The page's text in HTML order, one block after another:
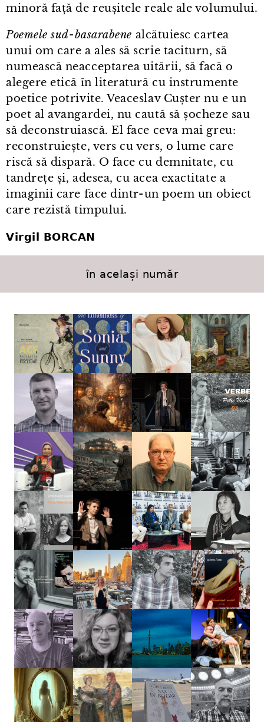
minoră față de reușitele reale ale volumului.
Poemele sud⁠-⁠basarabene alcătuiesc cartea
unui om care a ales să scrie taciturn, să
numească neacceptarea uitării, să facă o
alegere etică în literatură cu instrumente
poetice potrivite. Veaceslav Cușter nu e un
poet al avangardei, nu caută să șocheze sau
să deconstruiască. El face ceva mai greu:
reconstruiește, vers cu vers, o lume care
riscă să dispară. O face cu demnitate, cu
tandrețe și, adesea, cu acea exactitate a
imaginii care face dintr⁠-⁠un poem un obiect
care rezistă timpului.
Virgil BORCAN
în același număr